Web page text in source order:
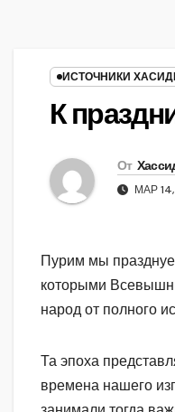
ИСТОЧНИКИ
К
От
МАР
Пурим мы
которыми
народ от полного
Та эпоха
времена нашего